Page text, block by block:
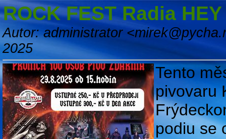
ROCK FEST Radia
Autor: administrator
2025
Tento
pivovaru
podiu se